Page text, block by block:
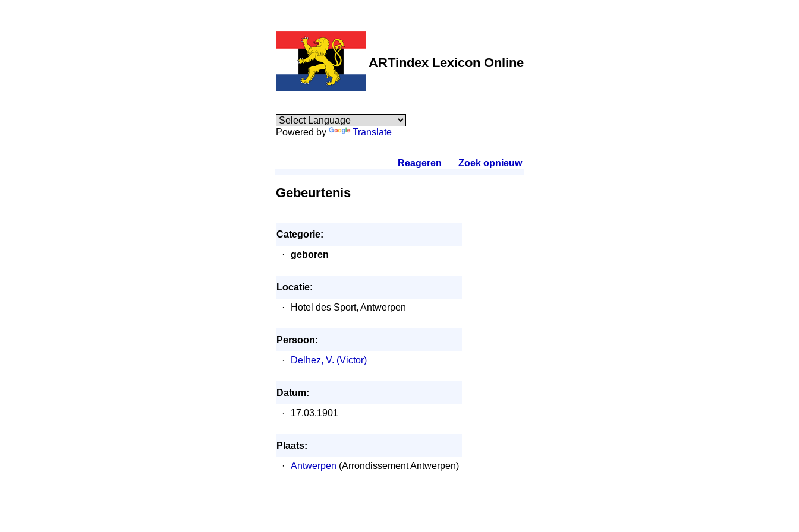
ARTindex Lexicon Online
Powered by Translate
Reageren Zoek opnieuw.
Gebeurtenis
Categorie:
·
geboren
Locatie:
·
Hotel des Sport, Antwerpen
Persoon:
·
Delhez, V. (Victor)
Datum:
·
17.03.1901
Plaats:
·
Antwerpen (Arrondissement Antwerpen)